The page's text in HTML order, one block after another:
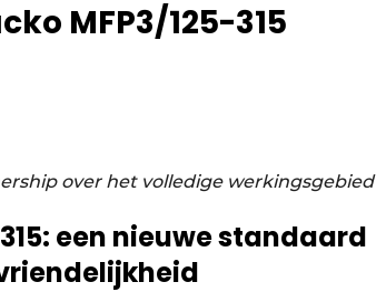
MFP3/125-315
over het volledige werkingsgebied
een nieuwe standaard